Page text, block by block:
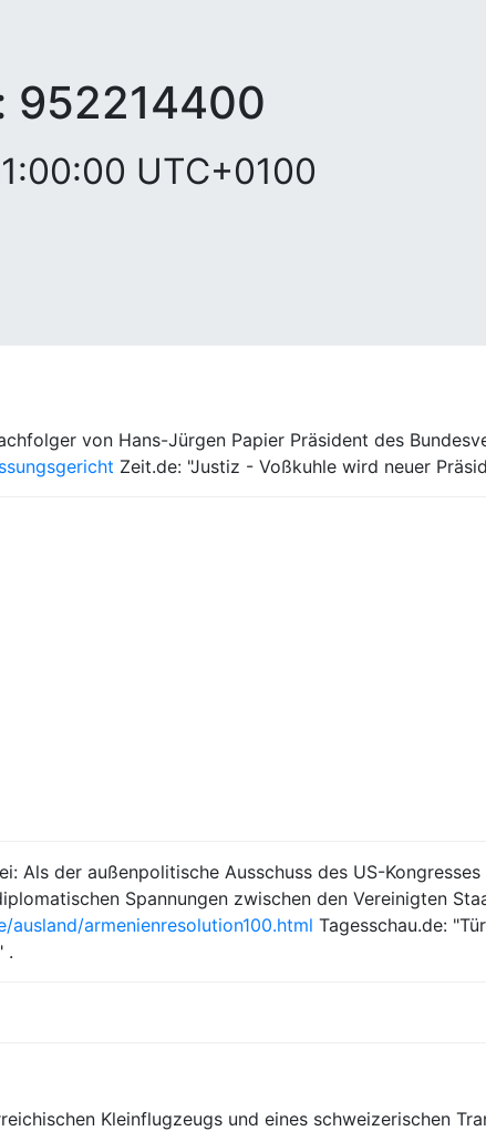
952214400
UTC+0100
von Hans-Jürgen Papier Präsident des
Zeit.de: "Justiz - Voßkuhle wird neuer
Als der außenpolitische Ausschuss des US-
Spannungen zwischen den Vereinigten
ausland/armenienresolution100.html Tagesschau.de:
.
Kleinflugzeugs und eines schweizerischen